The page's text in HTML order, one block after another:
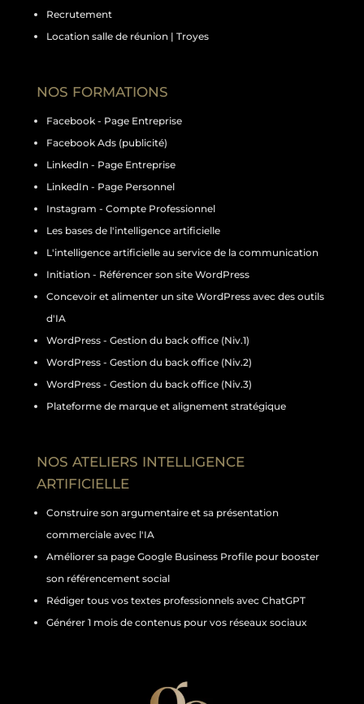
Recrutement
Location salle de réunion | Troyes
NOS FORMATIONS
Facebook - Page Entreprise
Facebook Ads (publicité)
LinkedIn - Page Entreprise
LinkedIn - Page Personnel
Instagram - Compte Professionnel
Les bases de l'intelligence artificielle
L'intelligence artificielle au service de la communication
Initiation - Référencer son site WordPress
Concevoir et alimenter un site WordPress avec des outils
d'IA
WordPress - Gestion du back office (Niv.1)
WordPress - Gestion du back office (Niv.2)
WordPress - Gestion du back office (Niv.3)
Plateforme de marque et alignement stratégique
NOS ATELIERS INTELLIGENCE
ARTIFICIELLE
Construire son argumentaire et sa présentation
commerciale avec l'IA
Améliorer sa page Google Business Profile pour booster
son référencement social
Rédiger tous vos textes professionnels avec ChatGPT
Générer 1 mois de contenus pour vos réseaux sociaux